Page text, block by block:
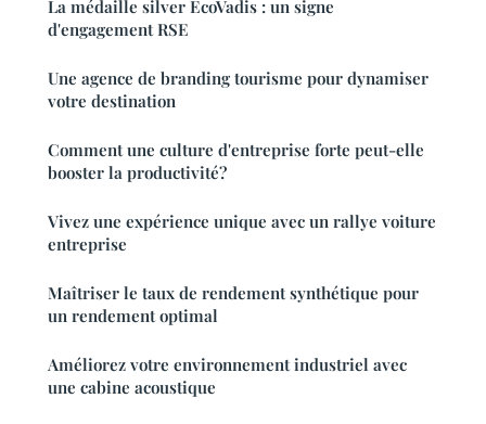
La médaille silver EcoVadis : un signe
d'engagement RSE
Une agence de branding tourisme pour dynamiser
votre destination
Comment une culture d'entreprise forte peut-elle
booster la productivité?
Vivez une expérience unique avec un rallye voiture
entreprise
Maîtriser le taux de rendement synthétique pour
un rendement optimal
Améliorez votre environnement industriel avec
une cabine acoustique